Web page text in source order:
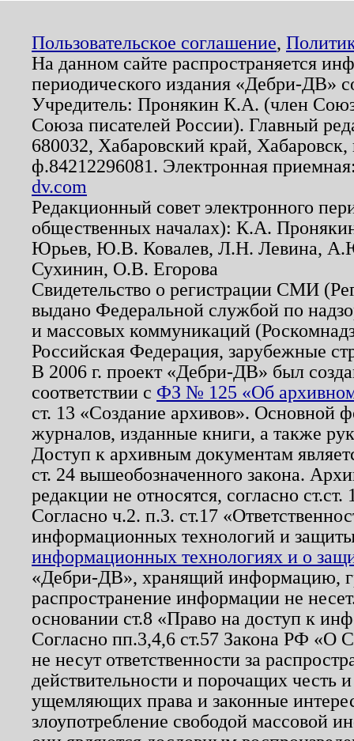
Пользовательское соглашение,
На данном сайте распространяется
периодического издания «Дебри-ДВ»
Учредитель: Пронякин К.А. (член
Союза писателей России). Главный
680032, Хабаровский край,
ф.84212296081. Электронная
dv.com
Редакционный совет электронного
общественных началах): К.А.
Юрьев, Ю.В. Ковалев, Л.Н. Левина,
Сухинин, О.В. Егорова
Свидетельство о регистрации СМИ
выдано Федеральной службой по
и массовых коммуникаций
Российская Федерация, зарубежные
В 2006 г. проект «Дебри-ДВ» был
соответствии с ФЗ № 125 «Об
ст. 13 «Создание архивов». Основной
журналов, изданные книги, а также
Доступ к архивным документам
ст. 24 вышеобозначенного закона.
редакции не относятся, согласно
Согласно ч.2. п.3. ст.17
информационных технологий и
информационных технологиях и о
«Дебри-ДВ», хранящий информацию,
распространение информации не
основании ст.8 «Право на доступ к
Согласно пп.3,4,6 ст.57 Закона РФ «О
не несут ответственности за
действительности и порочащих честь
ущемляющих права и законные
злоупотребление свободой массовой